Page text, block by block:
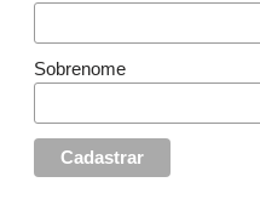
Sobrenome